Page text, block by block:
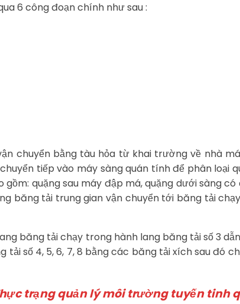
6 công đoạn chính như sau :
chuyển bằng tàu hỏa từ khai trường về nhà
tiếp vào máy sàng quán tính để phân loại
quặng sau máy đập má, quặng dưới sàng có
băng tải trung gian vận chuyển tới băng tải
băng tải chạy trong hành lang băng tải số 3
số 4, 5, 6, 7, 8 bằng các băng tải xích sau đó
trạng quản lý môi trường tuyến tinh